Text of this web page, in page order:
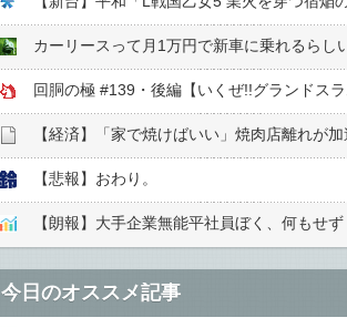
カーリースって月1万円で新車に乗れるらし
回胴の極 #139・後編【いくぜ!!グランドスラ
【経済】「家で焼けばいい」焼肉店離れ
【悲報】おわり。
【朗報】大手企業無能平社員ぼく、何もせ
今日のオススメ記事